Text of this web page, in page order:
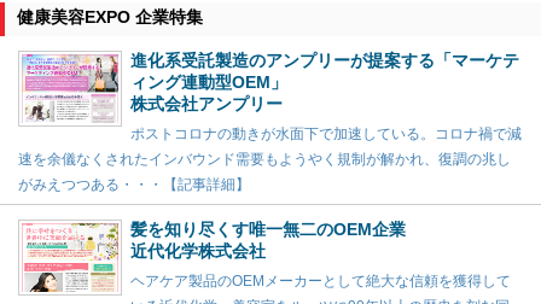
健康美容EXPO 企業特集
進化系受託製造のアンプリーが提案する「マーケテ
ィング連動型OEM」
株式会社アンプリー
ポストコロナの動きが水面下で加速している。コロナ禍で減
速を余儀なくされたインバウンド需要もようやく規制が解かれ、復調の兆し
がみえつつある・・・【記事詳細】
髪を知り尽くす唯一無二のOEM企業
近代化学株式会社
ヘアケア製品のOEMメーカーとして絶大な信頼を獲得して